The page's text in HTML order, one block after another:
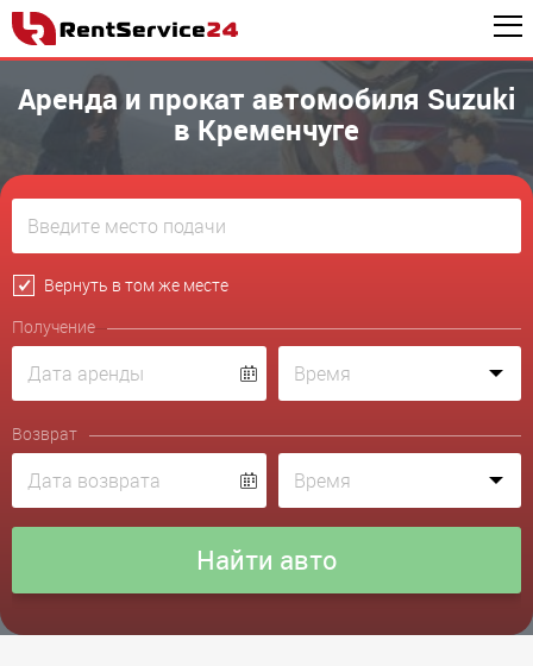
Аренда и прокат автомобиля Suzuki
в Кременчуге
Вернуть в том же месте
Получение
Возврат